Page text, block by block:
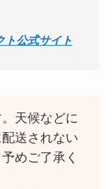
ト公式サイト
天候などに
送されない
めご了承く